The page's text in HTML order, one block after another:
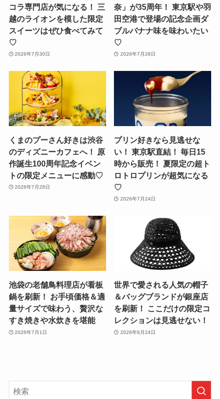
コラ専門店が気になる！ 三
越のライオンを模した限定
スイーツはぜひ食べてみて
♡
2026年7月30日
奈」が35周年！ 東京駅や羽
田空港で登場の記念企画ダ
ブルバナナ味を味わいたい
♡
2026年7月28日
くまのプーさん好きは渋谷
のディズニーカフェへ！ 原
作誕生100周年記念イベン
トの限定メニューに感動♡
2026年7月28日
プリン好きなら見逃せな
い！ 東京駅直結！ 毎日15
時から販売！ 夏限定の超ト
ロトロプリンが超気になる
♡
2026年7月24日
池袋の老舗鳥料理店が看板
鍋を刷新！ お手頃価格＆適
量サイズで味わう、贅沢な
すき焼きや水炊きを堪能
2026年7月1日
世界で愛される人気の帽子
＆バッグブランドが銀座店
を刷新！ ここだけの限定コ
レクションは見逃せない！
2026年6月24日